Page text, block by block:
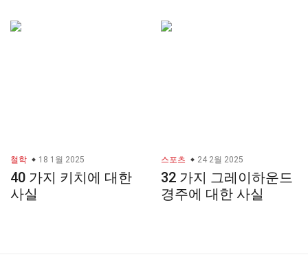
철학 18 1월 2025
40 가지 키치에 대한
사실
스포츠 24 2월 2025
32 가지 그레이하운드
경주에 대한 사실